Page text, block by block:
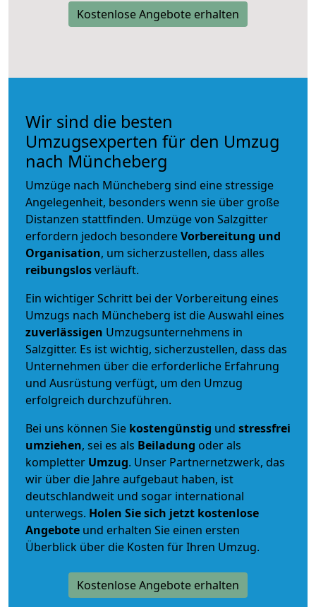
Kostenlose Angebote erhalten
Wir sind die besten
Umzugsexperten für den Umzug
nach Müncheberg
Umzüge nach Müncheberg sind eine stressige
Angelegenheit, besonders wenn sie über große
Distanzen stattfinden. Umzüge von Salzgitter
erfordern jedoch besondereVorbereitung und
Organisation, um sicherzustellen, dass alles
reibungslosverläuft.
Ein wichtiger Schritt bei der Vorbereitung eines
Umzugs nach Müncheberg ist die Auswahl eines
zuverlässigen Umzugsunternehmens in
Salzgitter. Es ist wichtig, sicherzustellen, dass das
Unternehmen über die erforderliche Erfahrung
und Ausrüstung verfügt, um den Umzug
erfolgreich durchzuführen.
Bei uns können Sie kostengünstig und stressfrei
umziehen, sei es als Beiladung oder als
kompletter Umzug. Unser Partnernetzwerk, das
wir über die Jahre aufgebaut haben, ist
deutschlandweit und sogar international
unterwegs. Holen Sie sich jetzt kostenlose
Angebote und erhalten Sie einen ersten
Überblick über die Kosten für Ihren Umzug.
Kostenlose Angebote erhalten